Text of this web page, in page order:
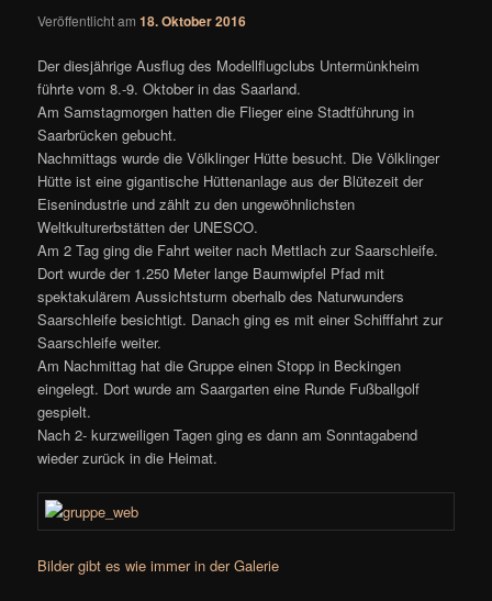
Veröffentlicht am18. Oktober 2016
Der diesjährige Ausflug des Modellflugclubs Untermünkheim
führte vom 8.-9. Oktober in das Saarland.
Am Samstagmorgen hatten die Flieger eine Stadtführung in
Saarbrücken gebucht.
Nachmittags wurde die Völklinger Hütte besucht. Die Völklinger
Hütte ist eine gigantische Hüttenanlage aus der Blütezeit der
Eisenindustrie und zählt zu den ungewöhnlichsten
Weltkulturerbstätten der UNESCO.
Am 2 Tag ging die Fahrt weiter nach Mettlach zur Saarschleife.
Dort wurde der 1.250 Meter lange Baumwipfel Pfad mit
spektakulärem Aussichtsturm oberhalb des Naturwunders
Saarschleife besichtigt. Danach ging es mit einer Schifffahrt zur
Saarschleife weiter.
Am Nachmittag hat die Gruppe einen Stopp in Beckingen
eingelegt. Dort wurde am Saargarten eine Runde Fußballgolf
gespielt.
Nach 2- kurzweiligen Tagen ging es dann am Sonntagabend
wieder zurück in die Heimat.
Bilder gibt es wie immer in der Galerie